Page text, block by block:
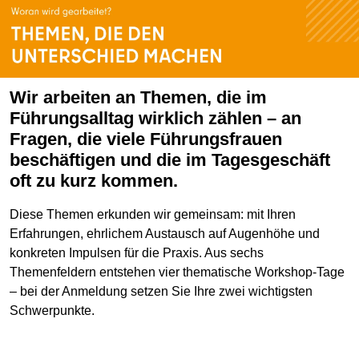
Wir arbeiten an Themen, die im
Führungsalltag wirklich zählen – an
Fragen, die viele Führungsfrauen
beschäftigen und die im Tagesgeschäft
oft zu kurz kommen.
Diese Themen erkunden wir gemeinsam: mit Ihren
Erfahrungen, ehrlichem Austausch auf Augenhöhe und
konkreten Impulsen für die Praxis. Aus sechs
Themenfeldern entstehen vier thematische Workshop-Tage
– bei der Anmeldung setzen Sie Ihre zwei wichtigsten
Schwerpunkte.